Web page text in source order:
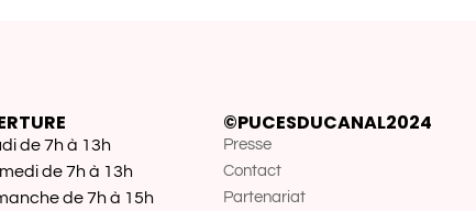
de 7h à 13h
de 7h à 13h
de 7h à 15h
©PUCESDUCANAL2024
Presse
Contact
Partenariat